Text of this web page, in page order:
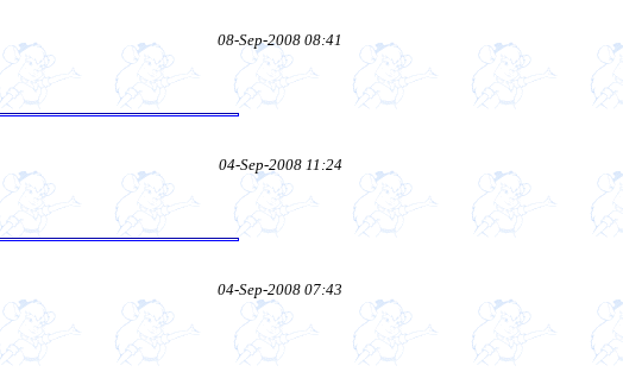
08-Sep-2008 08:41
04-Sep-2008 11:24
04-Sep-2008 07:43